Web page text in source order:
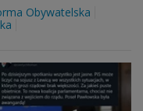
Obywatelska